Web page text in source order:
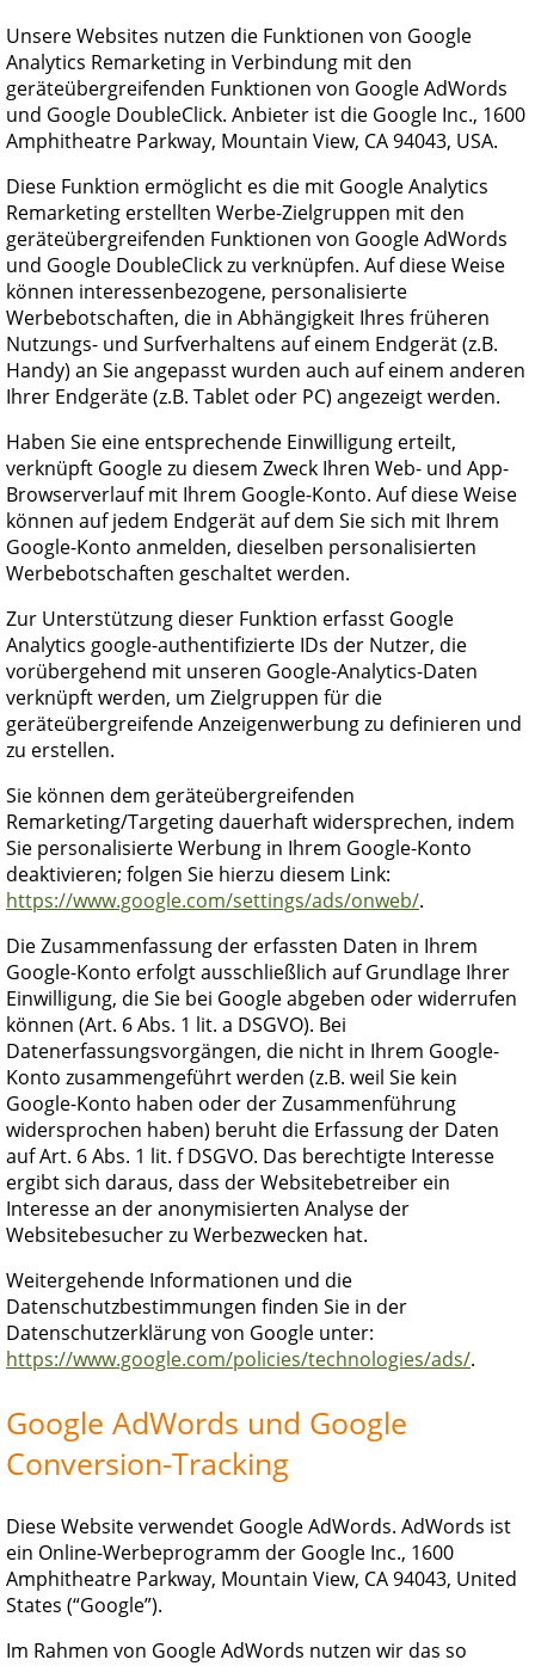
Unsere Websites nutzen die Funktionen von Google
Analytics Remarketing in Verbindung mit den
geräteübergreifenden Funktionen von Google AdWords
und Google DoubleClick. Anbieter ist die Google Inc., 1600
Amphitheatre Parkway, Mountain View, CA 94043, USA.
Diese Funktion ermöglicht es die mit Google Analytics
Remarketing erstellten Werbe-Zielgruppen mit den
geräteübergreifenden Funktionen von Google AdWords
und Google DoubleClick zu verknüpfen. Auf diese Weise
können interessenbezogene, personalisierte
Werbebotschaften, die in Abhängigkeit Ihres früheren
Nutzungs- und Surfverhaltens auf einem Endgerät (z.B.
Handy) an Sie angepasst wurden auch auf einem anderen
Ihrer Endgeräte (z.B. Tablet oder PC) angezeigt werden.
Haben Sie eine entsprechende Einwilligung erteilt,
verknüpft Google zu diesem Zweck Ihren Web- und App-
Browserverlauf mit Ihrem Google-Konto. Auf diese Weise
können auf jedem Endgerät auf dem Sie sich mit Ihrem
Google-Konto anmelden, dieselben personalisierten
Werbebotschaften geschaltet werden.
Zur Unterstützung dieser Funktion erfasst Google
Analytics google-authentifizierte IDs der Nutzer, die
vorübergehend mit unseren Google-Analytics-Daten
verknüpft werden, um Zielgruppen für die
geräteübergreifende Anzeigenwerbung zu definieren und
zu erstellen.
Sie können dem geräteübergreifenden
Remarketing/Targeting dauerhaft widersprechen, indem
Sie personalisierte Werbung in Ihrem Google-Konto
deaktivieren; folgen Sie hierzu diesem Link:
https://www.google.com/settings/ads/onweb/.
Die Zusammenfassung der erfassten Daten in Ihrem
Google-Konto erfolgt ausschließlich auf Grundlage Ihrer
Einwilligung, die Sie bei Google abgeben oder widerrufen
können (Art. 6 Abs. 1 lit. a DSGVO). Bei
Datenerfassungsvorgängen, die nicht in Ihrem Google-
Konto zusammengeführt werden (z.B. weil Sie kein
Google-Konto haben oder der Zusammenführung
widersprochen haben) beruht die Erfassung der Daten
auf Art. 6 Abs. 1 lit. f DSGVO. Das berechtigte Interesse
ergibt sich daraus, dass der Websitebetreiber ein
Interesse an der anonymisierten Analyse der
Websitebesucher zu Werbezwecken hat.
Weitergehende Informationen und die
Datenschutzbestimmungen finden Sie in der
Datenschutzerklärung von Google unter:
https://www.google.com/policies/technologies/ads/.
Google AdWords und Google
Conversion-Tracking
Diese Website verwendet Google AdWords. AdWords ist
ein Online-Werbeprogramm der Google Inc., 1600
Amphitheatre Parkway, Mountain View, CA 94043, United
States (“Google”).
Im Rahmen von Google AdWords nutzen wir das so